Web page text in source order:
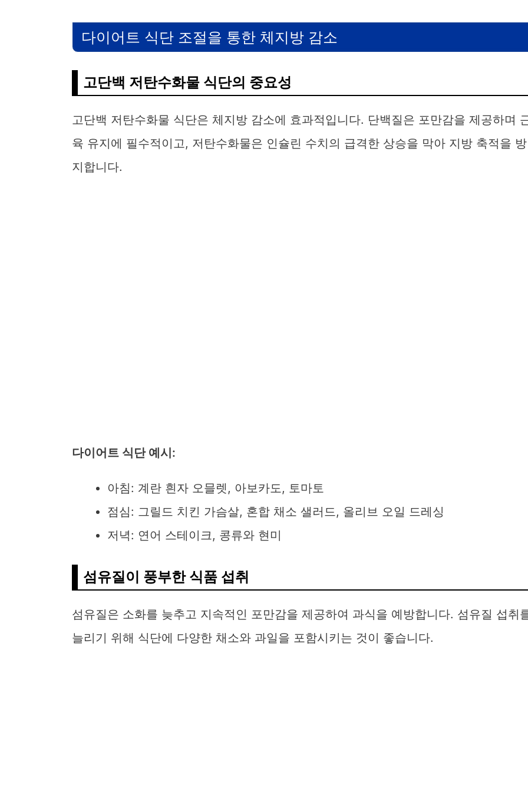
다이어트 식단 조절을 통한 체지방 감소
고단백 저탄수화물 식단의 중요성
고단백 저탄수화물 식단은 체지방 감소에 효과적입니다. 단백질은 포만감을 제공하며
육 유지에 필수적이고, 저탄수화물은 인슐린 수치의 급격한 상승을 막아 지방 축적을 방
지합니다.
다이어트 식단 예시:
아침: 계란 흰자 오믈렛, 아보카도, 토마토
점심: 그릴드 치킨 가슴살, 혼합 채소 샐러드, 올리브 오일 드레싱
저녁: 연어 스테이크, 콩류와 현미
섬유질이 풍부한 식품 섭취
섬유질은 소화를 늦추고 지속적인 포만감을 제공하여 과식을 예방합니다. 섬유질 섭취
늘리기 위해 식단에 다양한 채소와 과일을 포함시키는 것이 좋습니다.